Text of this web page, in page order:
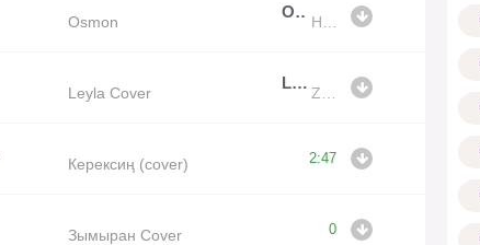
Osmon
Osmon
Leyla Cover
Leyla Cover
Керексиң (cover) 2:47
Зымыран Cover 0